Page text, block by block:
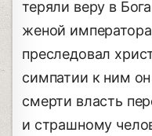
теряли веру в
женой
преследовал
симпатии к ним
смерти власть
и страшному